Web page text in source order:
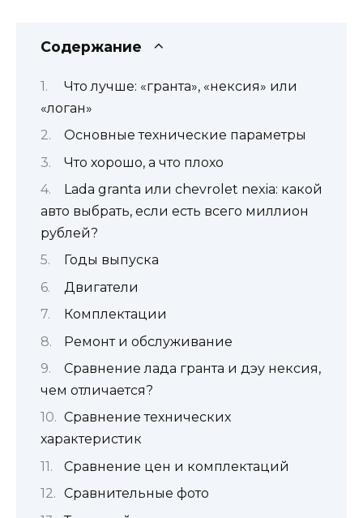
Содержание
Что лучше: «гранта», «нексия» или
«логан»
Основные технические параметры
Что хорошо, а что плохо
Lada granta или chevrolet nexia: какой
авто выбрать, если есть всего миллион
рублей?
Годы выпуска
Двигатели
Комплектации
Ремонт и обслуживание
Сравнение лада гранта и дэу нексия,
чем отличается?
Сравнение технических
характеристик
Сравнение цен и комплектаций
Сравнительные фото